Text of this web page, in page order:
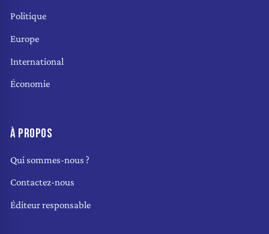
Politique
Europe
International
Économie
À PROPOS
Qui sommes-nous ?
Contactez-nous
Éditeur responsable